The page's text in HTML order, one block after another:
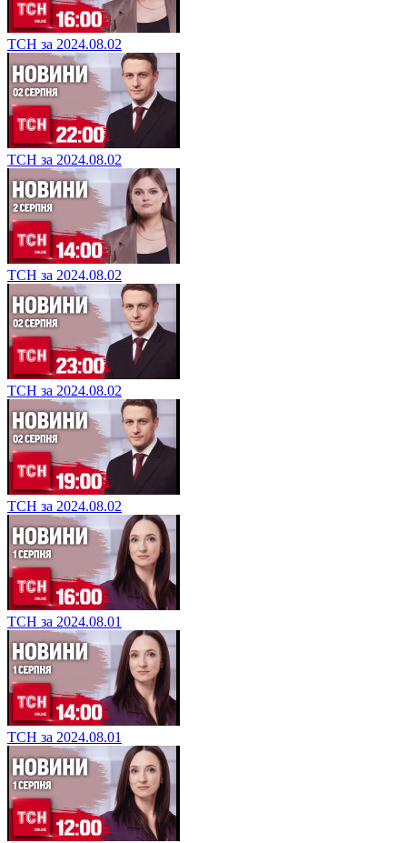
ТСН за 2024.08.02
ТСН за 2024.08.02
ТСН за 2024.08.02
ТСН за 2024.08.02
ТСН за 2024.08.02
ТСН за 2024.08.01
ТСН за 2024.08.01